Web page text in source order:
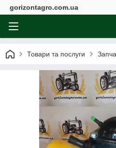
gorizontagro.com.ua
Товари та послуги